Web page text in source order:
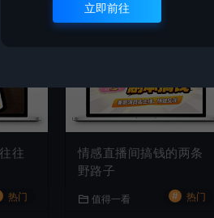
往
热门
情感直播间搞钱的两条
野路子
值得一看 # 热门
立即前往